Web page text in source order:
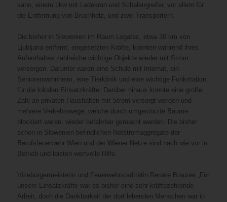
kann, einem Lkw mit Ladekran und Schalengreifer, vor allem für
die Entfernung von Bruchholz, und zwei Transportern.
Die bisher in Slowenien im Raum Logatec, etwa 30 km von
Ljubljana entfernt, eingesetzten Kräfte, konnten während ihres
Aufenthaltes zahlreiche wichtige Objekte wieder mit Strom
versorgen. Darunter waren eine Schule mit Internat, ein
Seniorenwohnheim, eine Tierklinik und eine wichtige Funkstation
für die lokalen Einsatzkräfte. Darüber hinaus konnte eine große
Zahl an privaten Haushalten mit Strom versorgt werden und
mehrere Verkehrswege, welche durch umgestürzte Bäume
blockiert waren, wieder befahrbar gemacht werden. Die bisher
schon in Slowenien befindlichen Notstromaggregate der
Berufsfeuerwehr Wien und der Wiener Netze sind nach wie vor in
Betrieb und leisten wertvolle Hilfe.
Vizebürgermeisterin und Feuerwehrstadträtin Renate Brauner „Für
unsere Einsatzkräfte war es bisher eine sehr kräftezehrende
Arbeit, doch die Dankbarkeit der dort lebenden Menschen war in